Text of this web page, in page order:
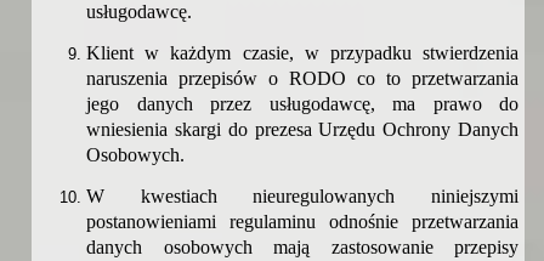
usługodawcę.
Klient w każdym czasie, w przypadku stwierdzenia
naruszenia przepisów o RODO co to przetwarzania
jego danych przez usługodawcę, ma prawo do
wniesienia skargi do prezesa Urzędu Ochrony Danych
Osobowych.
W kwestiach nieuregulowanych niniejszymi
postanowieniami regulaminu odnośnie przetwarzania
danych osobowych mają zastosowanie przepisy